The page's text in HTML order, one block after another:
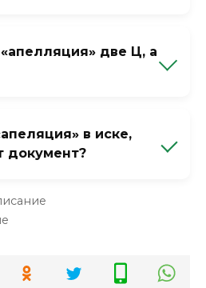
удвоениедве Ц, а
Ц — особенность
Запомните как
в иске,
документ?
организациях
стать поводом для